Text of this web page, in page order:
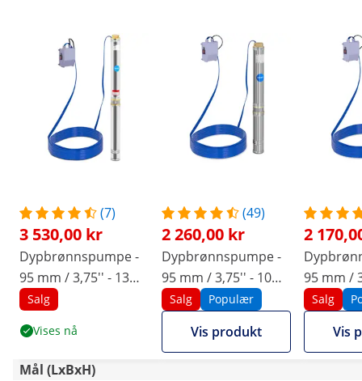
(7)
3 530,00 kr
Dypbrønnspumpe -
95 mm / 3,75'' - 13
800 l/t - 2200 W - 20
løftehøyde - Rustfritt
stål
Salg
Vises nå
(49)
2 260,00 kr
Dypbrønnspumpe -
95 mm / 3,75'' - 10
800 l/t - 1100 W - 20
m kabel / 54 m
løftehøyde - Rustfritt
Salg Populær
Vis produkt
2
95 mm /
l/t - 750
kabel /
Salg
Vis
Mål (LxBxH)